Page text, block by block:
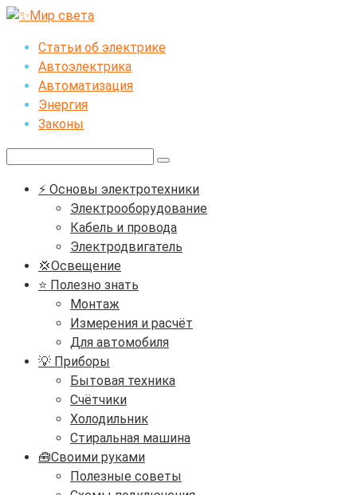
Перейти
контентуСтатьи об электрике
Автоэлектрика
Автоматизация
Энергия
Законы
⚡ Основы электротехники
Электрооборудование
Кабель и провода
Электродвигатель
💢Освещение
⭐ Полезно знать
Монтаж
Измерения и расчёт
Для автомобиля
💡 Приборы
Бытовая техника
Счётчики
Холодильник
Стиральная машина
🧰Своими руками
Полезные советы